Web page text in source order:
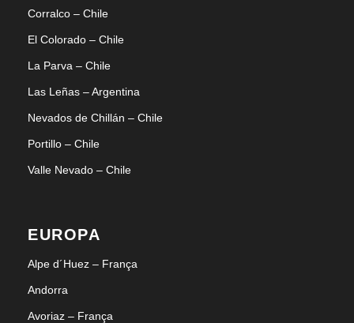
Corralco – Chile
El Colorado – Chile
La Parva – Chile
Las Leñas – Argentina
Nevados de Chillán – Chile
Portillo – Chile
Valle Nevado – Chile
EUROPA
Alpe d´Huez – França
Andorra
Avoriaz – França